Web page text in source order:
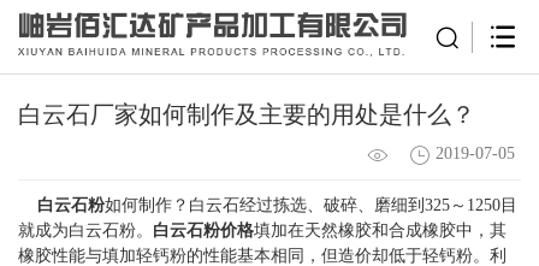
白云石厂家如何制作及主要的用处是什么？
2019-07-05
白云石粉如何制作？白云石经过拣选、破碎、磨细到325～1250目
就成为白云石粉。 白云石粉价格填加在天然橡胶和合成橡胶中，其
橡胶性能与填加轻钙粉的性能基本相同，但造价却低于轻钙粉。利